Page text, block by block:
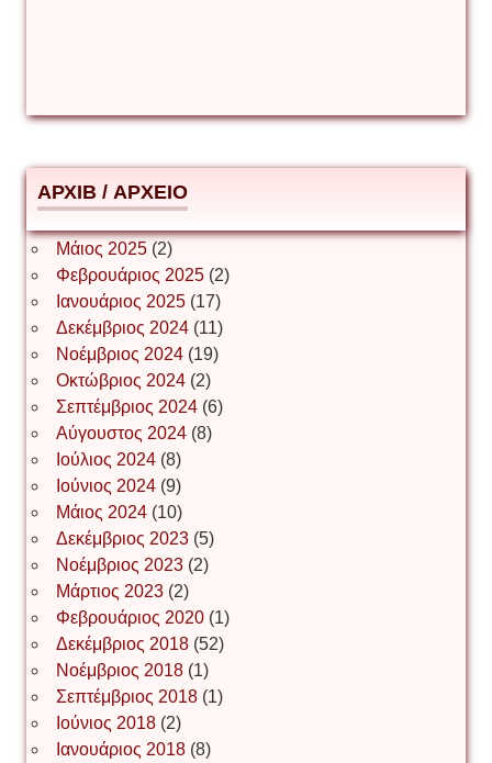
Δημήτριος Ζακοντινός
ΕΥΑΓΓΕΛΟΣ ΜΩΚΟΣ
Ιωάννης Σ. Παπαφλωράτος
ΝΙΚΟΣ ΓΑΤΟΣ
Νίκος Λυγερός
Іван Буртик
Іван Наконечний
Інга Короткевич
АРХІВ / ΑΡΧΕΙΟ
Μάιος 2025(2)
Φεβρουάριος 2025(2)
Ιανουάριος 2025(17)
Δεκέμβριος 2024(11)
Νοέμβριος 2024(19)
Οκτώβριος 2024(2)
Σεπτέμβριος 2024(6)
Αύγουστος 2024(8)
Ιούλιος 2024(8)
Ιούνιος 2024(9)
Μάιος 2024(10)
Δεκέμβριος 2023(5)
Νοέμβριος 2023(2)
Μάρτιος 2023(2)
Φεβρουάριος 2020(1)
Δεκέμβριος 2018(52)
Νοέμβριος 2018(1)
Σεπτέμβριος 2018(1)
Ιούνιος 2018(2)
Ιανουάριος 2018(8)